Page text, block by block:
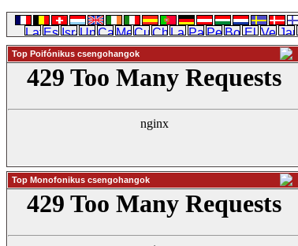
Top Poifónikus csengohangok
Top Monofonikus csengohangok